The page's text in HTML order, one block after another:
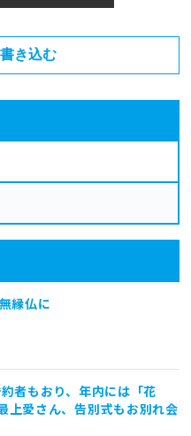
き込む
縁仏に
者もおり、年内には「花
上愛さん、告別式もお別れ会